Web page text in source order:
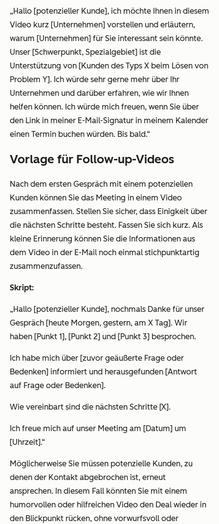
„Hallo [potenzieller Kunde], ich möchte Ihnen in diesem
Video kurz [Unternehmen] vorstellen und erläutern,
warum [Unternehmen] für Sie interessant sein könnte.
Unser [Schwerpunkt, Spezialgebiet] ist die
Unterstützung von [Kunden des Typs X beim Lösen von
Problem Y]. Ich würde sehr gerne mehr über Ihr
Unternehmen und darüber erfahren, wie wir Ihnen
helfen können. Ich würde mich freuen, wenn Sie über
den Link in meiner E-Mail-Signatur in meinem Kalender
einen Termin buchen würden. Bis bald.“
Vorlage für Follow-up-Videos
Nach dem ersten Gespräch mit einem potenziellen
Kunden können Sie das Meeting in einem Video
zusammenfassen. Stellen Sie sicher, dass Einigkeit über
die nächsten Schritte besteht. Fassen Sie sich kurz. Als
kleine Erinnerung können Sie die Informationen aus
dem Video in der E-Mail noch einmal stichpunktartig
zusammenzufassen.
Skript:
„Hallo [potenzieller Kunde], nochmals Danke für unser
Gespräch [heute Morgen, gestern, am X Tag]. Wir
haben [Punkt 1], [Punkt 2] und [Punkt 3] besprochen.
Ich habe mich über [zuvor geäußerte Frage oder
Bedenken] informiert und herausgefunden [Antwort
auf Frage oder Bedenken].
Wie vereinbart sind die nächsten Schritte [X].
Ich freue mich auf unser Meeting am [Datum] um
[Uhrzeit].“
Möglicherweise Sie müssen potenzielle Kunden, zu
denen der Kontakt abgebrochen ist, erneut
ansprechen. In diesem Fall könnten Sie mit einem
humorvollen oder hilfreichen Video den Deal wieder in
den Blickpunkt rücken, ohne vorwurfsvoll oder